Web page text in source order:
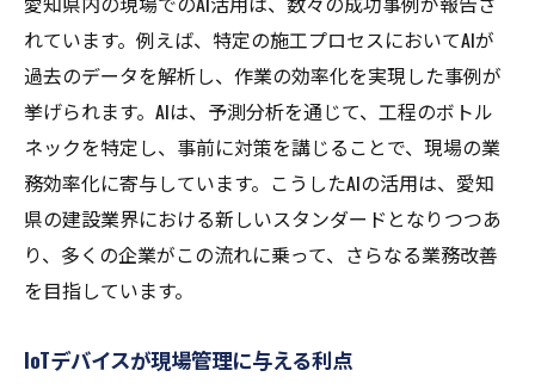
れています。例えば、特定の施工プロセスにおいてAIが
過去のデータを解析し、作業の効率化を実現した事例が
挙げられます。AIは、予測分析を通じて、工程のボトル
ネックを特定し、事前に対策を講じることで、現場の業
務効率化に寄与しています。こうしたAIの活用は、愛知
県の建設業界における新しいスタンダードとなりつつあ
り、多くの企業がこの流れに乗って、さらなる業務改善
を目指しています。
IoTデバイスが現場管理に与える利点